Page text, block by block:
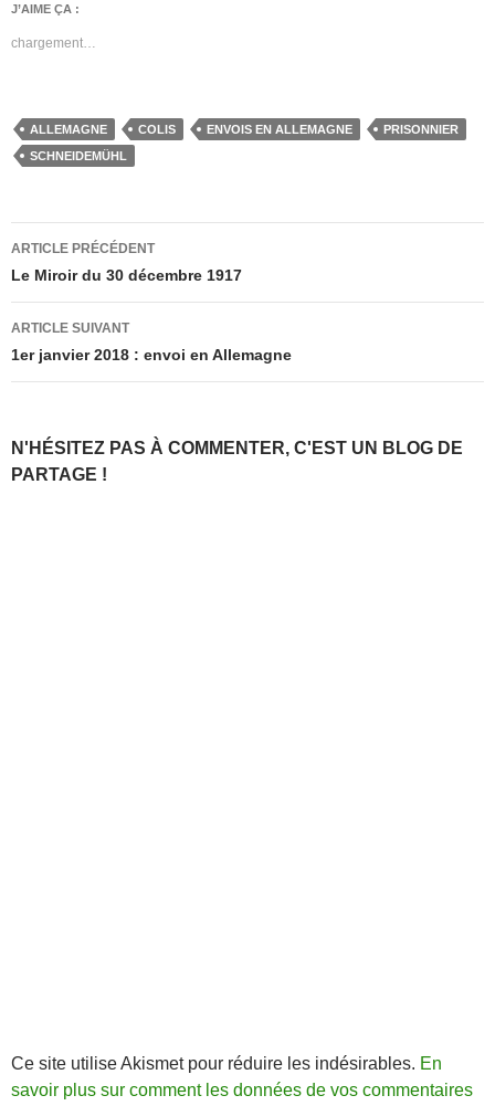
J’AIME ÇA :
chargement…
ALLEMAGNE COLIS ENVOIS EN ALLEMAGNE
PRISONNIER
SCHNEIDEMÜHL
Navigation
des
articles
ARTICLE PRÉCÉDENT
Le Miroir du 30 décembre 1917
ARTICLE SUIVANT
1er janvier 2018 : envoi en Allemagne
N'HÉSITEZ PAS À COMMENTER, C'EST UN BLOG DE
PARTAGE !
Ce site utilise Akismet pour réduire les indésirables. En
savoir plus sur comment les données de vos commentaires